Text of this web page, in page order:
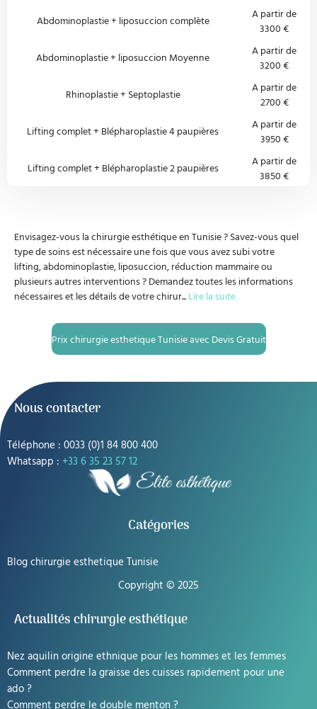
Abdominoplastie + liposuccion complète
A partir de
3300 €
Abdominoplastie + liposuccion Moyenne
A partir de
3200 €
Rhinoplastie + Septoplastie
A partir de
2700 €
Lifting complet + Blépharoplastie 4 paupières
A partir de
3950 €
Lifting complet + Blépharoplastie 2 paupières
A partir de
3850 €
Envisagez-vous la chirurgie esthétique en Tunisie ? Savez-vous quel
type de soins est nécessaire une fois que vous avez subi votre
lifting, abdominoplastie, liposuccion, réduction mammaire ou
plusieurs autres interventions ? Demandez toutes les informations
nécessaires et les détails de votre chirur...Lire la suite
Prix chirurgie esthetique Tunisie avec Devis Gratuit
Nous contacter
Téléphone : 0033 (0)1 84 800 400
Whatsapp : +33 6 35 23 57 12
Catégories
Blog chirurgie esthetique Tunisie
Copyright © 2025
Actualités chirurgie esthétique
Nez aquilin origine ethnique pour les hommes et les femmes
Comment perdre la graisse des cuisses rapidement pour une
ado ?
Comment perdre le double menton ?